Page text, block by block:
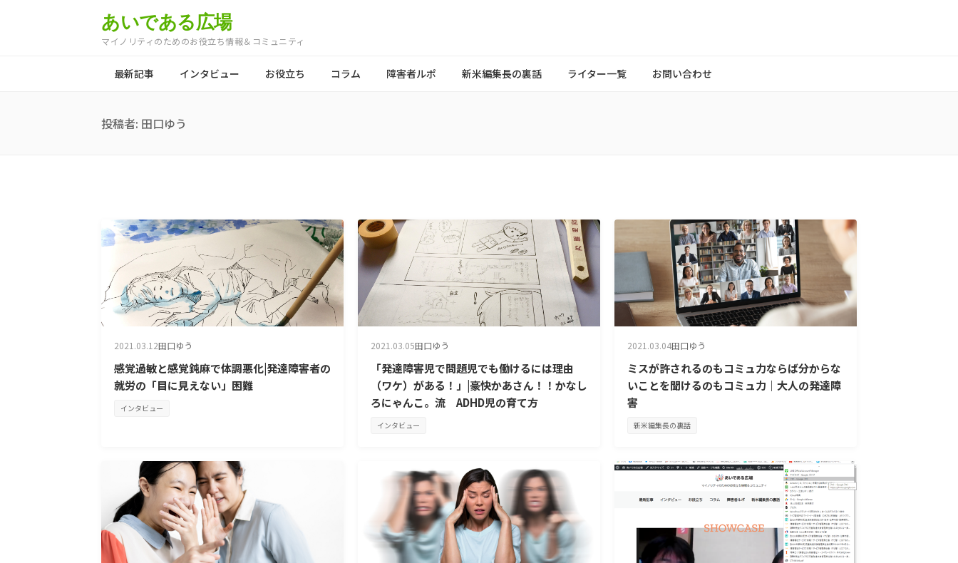
あいである広場
マイノリティのためのお役立ち情報＆コミュニティ
最新記事 インタビュー お役立ち コラム 障害者ルポ 新米編集長の裏話 ライター一覧 お問い合わせ
投稿者: 田口ゆう
2021.03.12田口ゆう
感覚過敏と感覚鈍麻で体調悪化|発達障害者の
就労の「目に見えない」困難
インタビュー
2021.03.05田口ゆう
「発達障害児で問題児でも働けるには理由
（ワケ）がある！」|豪快かあさん！！かなし
ろにゃんこ。流 ADHD児の育て方
インタビュー
2021.03.04田口ゆう
ミスが許されるのもコミュ力ならば分からな
いことを聞けるのもコミュ力｜大人の発達障
害
新米編集長の裏話